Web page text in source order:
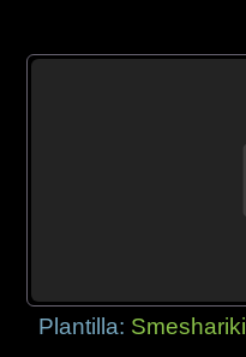
Plantilla: Smeshariki